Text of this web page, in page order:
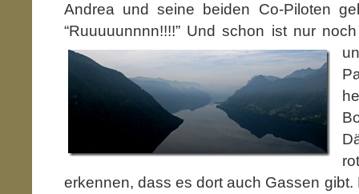
Andrea und seine beiden Co-Piloten
“Ruuuuunnnn!!!!” Und schon ist nur
erkennen, dass es dort auch Gassen gibt.